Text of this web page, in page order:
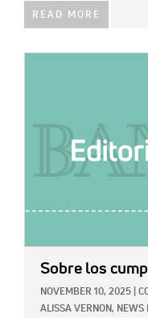
READ MORE
Sobre los
NOVEMBER 10, 2025
ALISSA VERNON, NEWS